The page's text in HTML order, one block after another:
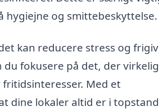
hygiejne og smittebeskyttelse.
kan reducere stress og
fokusere på det, der virkelig
Med et
dine lokaler altid er i